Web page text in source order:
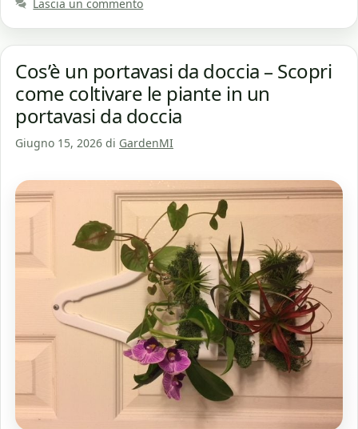
Lascia un commento
Cos’è un portavasi da doccia – Scopri
come coltivare le piante in un
portavasi da doccia
Giugno 15, 2026 di GardenMI